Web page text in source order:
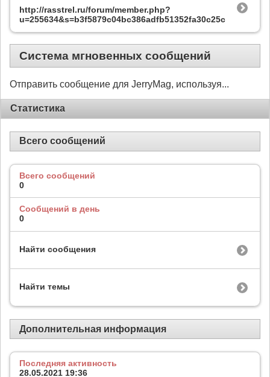
http://rasstrel.ru/forum/member.php?
u=255634&s=b3f5879c04bc386adfb51352fa30c25c
Система мгновенных сообщений
Отправить сообщение для JerryMag, используя...
Статистика
Всего сообщений
Всего сообщений
0
Сообщений в день
0
Найти сообщения
Найти темы
Дополнительная информация
Последняя активность
28.05.2021 19:36